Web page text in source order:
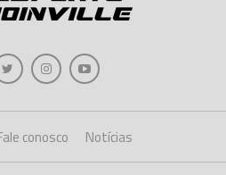
conosco Notícias